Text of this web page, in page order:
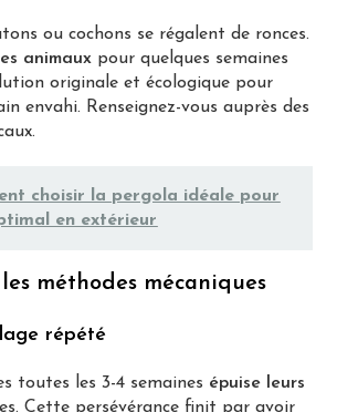
ou cochons se régalent de ronces.
animaux pour quelques semaines
originale et écologique pour
envahi. Renseignez-vous auprès des
choisir la pergola idéale pour
en extérieur
les méthodes mécaniques
répété
toutes les 3-4 semaines épuise leurs
Cette persévérance finit par avoir